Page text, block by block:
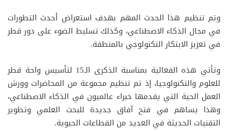
وتم تنظيم هذا الحدث المهم بهدف استعراض أحدث التطورات
في مجال الذكاء الاصطناعي، وكذلك تسليط الضوء على دور قطر
في تعزيز الابتكار التكنولوجي بالمنطقة.
وتأتي هذه الفعالية بمناسبة الذكرى الـ15 لتأسيس واحة قطر
للعلوم والتكنولوجيا، إذ تم تنظيم مجموعة من المحاضرات وورش
العمل الحية التي يقدمها خبراء عالميون في الذكاء الاصطناعي،
وهذا يساهم في فتح آفاق جديدة للبحث العلمي وتطوير
التقنيات الحديثة في العديد من القطاعات الحيوية.